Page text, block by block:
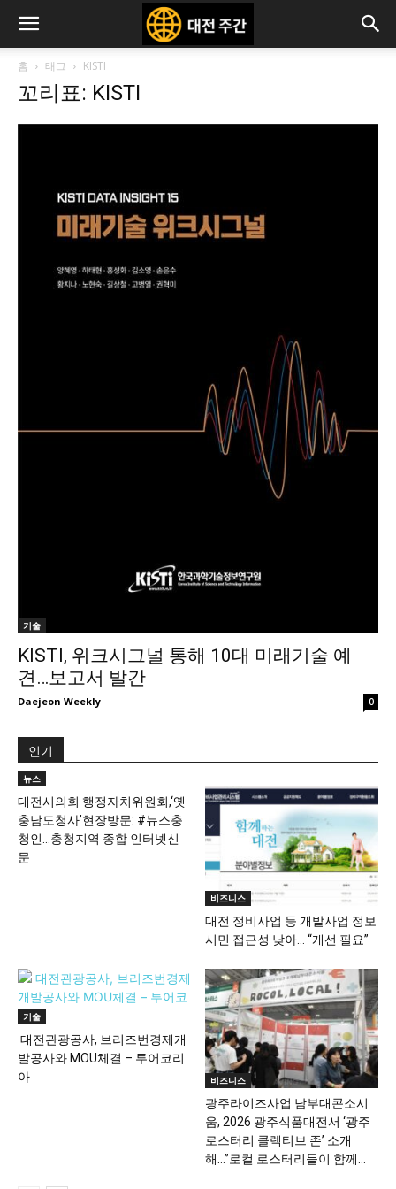
홈 태그 KISTI
꼬리표: KISTI
기술
KISTI, 위크시그널 통해 10대 미래기술 예
견…보고서 발간
Daejeon Weekly 0
인기
뉴스
대전시의회 행정자치위원회,‘옛
충남도청사’현장방문: #뉴스충
청인…충청지역 종합 인터넷신
문
비즈니스
대전 정비사업 등 개발사업 정보
시민 접근성 낮아… “개선 필요”
기술
대전관광공사, 브리즈번경제개
발공사와 MOU체결 – 투어코리
아
비즈니스
광주라이즈사업 남부대콘소시
움, 2026 광주식품대전서 ‘광주
로스터리 콜렉티브 존’ 소개
해…”로컬 로스터리들이 함께...